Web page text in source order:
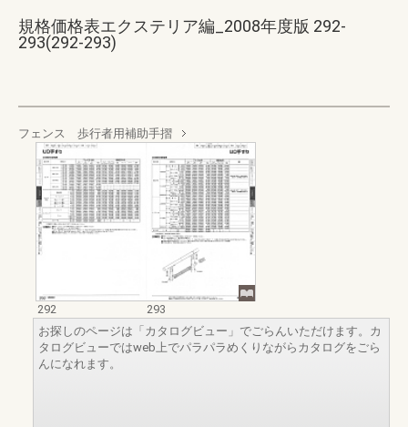
規格価格表エクステリア編_2008年度版 292-
293(292-293)
フェンス 歩行者用補助手摺
292
293
お探しのページは「カタログビュー」でごらんいただけます。カ
タログビューではweb上でパラパラめくりながらカタログをごら
んになれます。